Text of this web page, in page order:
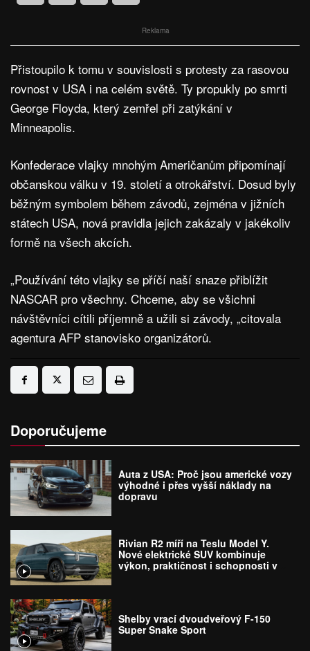
Reklama
Přistoupilo k tomu v souvislosti s protesty za rasovou
rovnost v USA i na celém světě. Ty propukly po smrti
George Floyda, který zemřel při zatýkání v
Minneapolis.
Konfederace vlajky mnohým Američanům připomínají
občanskou válku v 19. století a otrokářství. Dosud byly
běžným symbolem během závodů, zejména v jižních
státech USA, nová pravidla jejich zakázaly v jakékoliv
formě na všech akcích.
„Používání této vlajky se příčí naší snaze přiblížit
NASCAR pro všechny. Chceme, aby se všichni
návštěvníci cítili příjemně a užili si závody, „citovala
agentura AFP stanovisko organizátorů.
Doporučujeme
Auta z USA: Proč jsou americké vozy
výhodné i přes vyšší náklady na
dopravu
Rivian R2 míří na Teslu Model Y.
Nové elektrické SUV kombinuje
výkon, praktičnost i schopnosti v
Shelby vrací dvoudveřový F-150
Super Snake Sport